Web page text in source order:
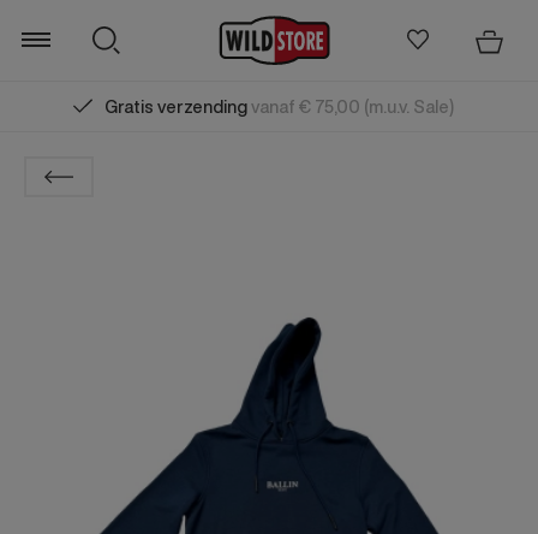
Gratis verzendingvanaf € 75,00 (m.u.v. Sale)
Zoeken